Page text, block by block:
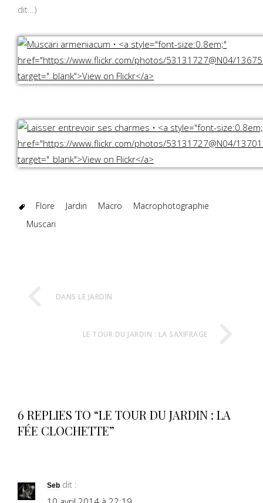
dit…)
Flore Jardin Macro
Macrophotographie
Muscari
DANS LE JARDIN
LE TOUR DU JARDIN : LA SAXIFRAGE
6 REPLIES TO “LE TOUR DU JARDIN : LA
FÉE CLOCHETTE”
Seb dit :